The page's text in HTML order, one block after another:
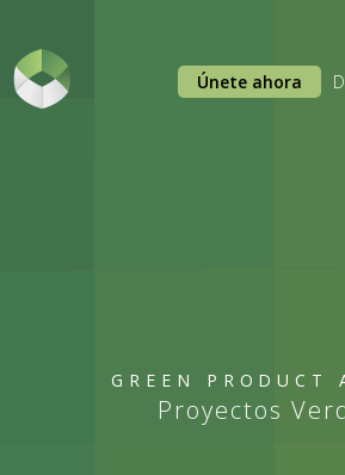
GREEN PRODUCT
Proyectos
Únete ahora